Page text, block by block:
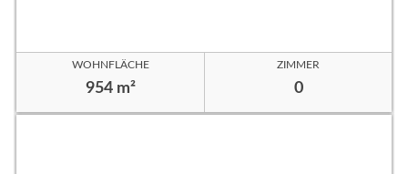
WOHNFLÄCHE
954 m²
ZIMMER
0